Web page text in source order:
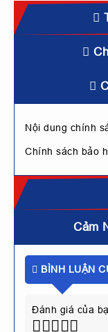
Nội dung chính
Chính sách bảo
Cảm
BÌNH LUẬN
Đánh giá của